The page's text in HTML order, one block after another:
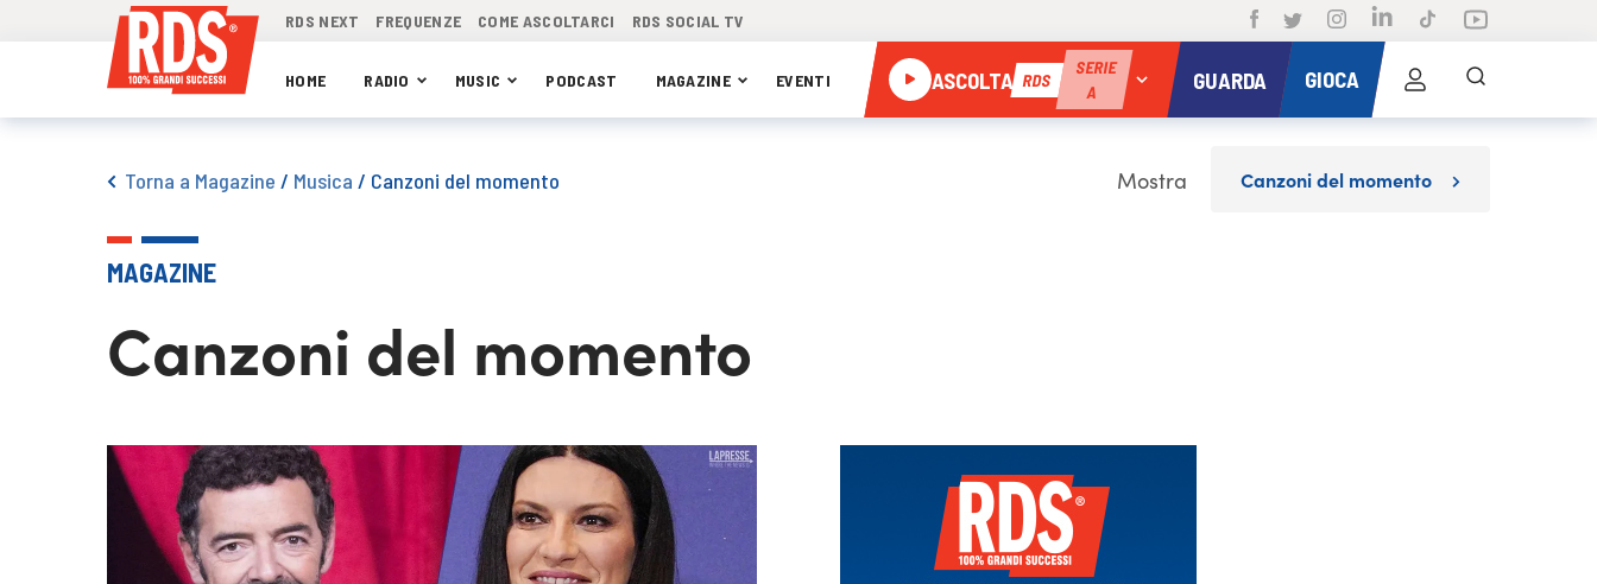
RDS NEXT FREQUENZE COME ASCOLTARCI RDS SOCIAL TV
HOME RADIO MUSIC PODCAST MAGAZINE EVENTI ASCOLTA RDS
SERIE
A
GUARDA GIOCA
Torna a Magazine / Musica / Canzoni del momento Mostra Canzoni del momento
MAGAZINE
Canzoni del momento